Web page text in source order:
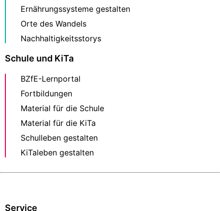
Ernährungssysteme gestalten
Orte des Wandels
Nachhaltigkeitsstorys
Schule und KiTa
BZfE-Lernportal
Fortbildungen
Material für die Schule
Material für die KiTa
Schulleben gestalten
KiTaleben gestalten
Service